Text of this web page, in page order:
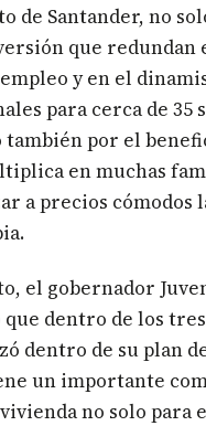
de Santander, no
que redundan
y en el
para cerca de 35
también por el
en muchas
a precios cómodos
el gobernador
dentro de los
dentro de su plan
un importante
no solo para